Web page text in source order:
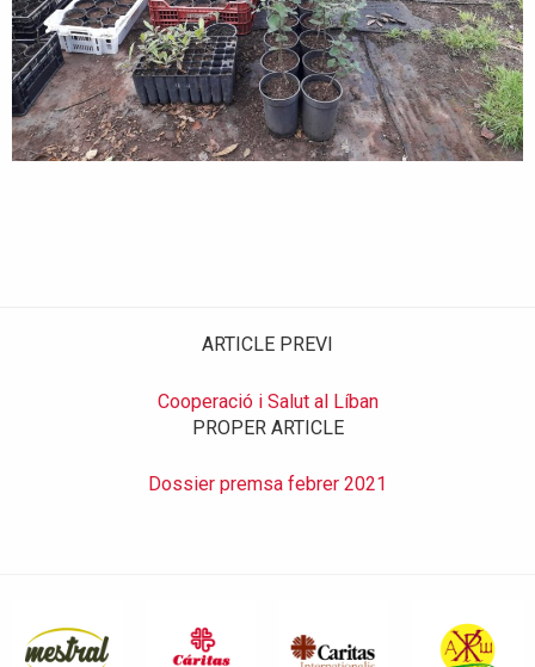
ARTICLE PREVI
Cooperació i Salut al Líban
PROPER ARTICLE
Dossier premsa febrer 2021